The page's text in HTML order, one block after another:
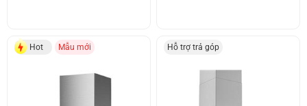
Hot Mẫu mới Hỗ trợ trả góp